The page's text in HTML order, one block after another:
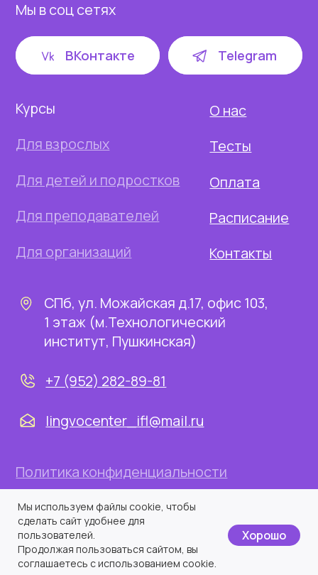
Мы используем файлы cookie, чтобы
сделать сайт удобнее для
пользователей.
Продолжая пользоваться сайтом, вы
соглашаетесь с использованием cookie.
Хорошо